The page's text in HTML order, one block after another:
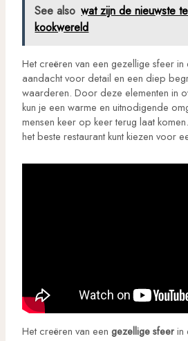
See also wat zijn de nieuwste
kookwereld
Het creëren van een gezellige sfeer in
aandacht voor detail en een diep
waarderen. Door deze elementen in
kun je een warme en uitnodigende
mensen keer op keer terug laat
het beste restaurant kunt kiezen voor
Het creëren van een gezellige sfeerin